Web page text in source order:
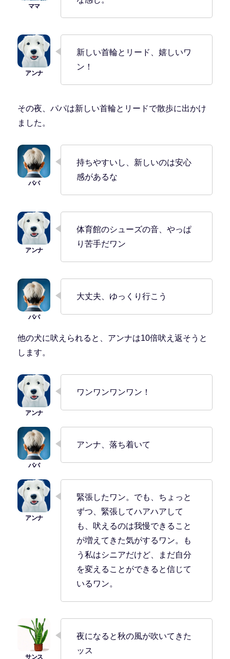
新しい首輪とリード、嬉しいワ
ン！
その夜、パパは新しい首輪とリードで散歩に出かけ
ました。
持ちやすいし、新しいのは安心
感があるな
体育館のシューズの音、やっぱ
り苦手だワン
大丈夫、ゆっくり行こう
他の犬に吠えられると、アンナは10倍吠え返そうと
します。
ワンワンワンワン！
アンナ、落ち着いて
緊張したワン。でも、ちょっと
ずつ、緊張してハアハアして
も、吠えるのは我慢できること
が増えてきた気がするワン。も
う私はシニアだけど、まだ自分
を変えることができると信じて
いるワン。
夜になると秋の風が吹いてきた
ッス